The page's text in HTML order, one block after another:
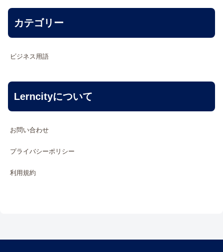
カテゴリー
ビジネス用語
Lerncityについて
お問い合わせ
プライバシーポリシー
利用規約